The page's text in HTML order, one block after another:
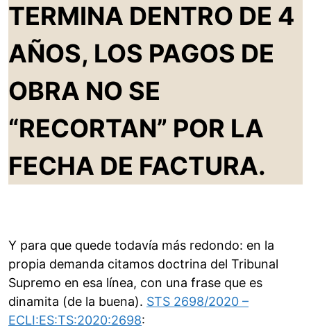
TERMINA DENTRO DE 4
AÑOS, LOS PAGOS DE
OBRA NO SE
“RECORTAN” POR LA
FECHA DE FACTURA.
Y para que quede todavía más redondo: en la
propia demanda citamos doctrina del Tribunal
Supremo en esa línea, con una frase que es
dinamita (de la buena). STS 2698/2020 –
ECLI:ES:TS:2020:2698: